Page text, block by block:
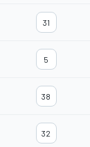
31
5
38
32